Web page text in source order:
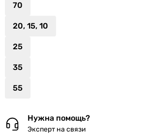
70
20, 15, 10
25
35
55
Нужна помощь?
Эксперт на связи